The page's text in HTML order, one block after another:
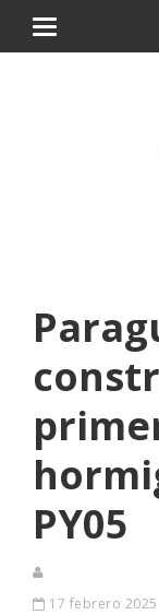
PY05
17 febrero 2025